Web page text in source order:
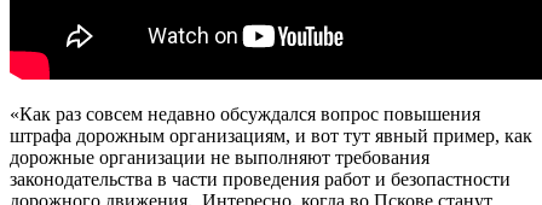
«Как раз совсем недавно обсуждался вопрос повышения
штрафа дорожным организациям, и вот тут явный пример, как
дорожные организации не выполняют требования
законодательства в части проведения работ и безопастности
дорожного движения. Интересно, когда во Пскове станут